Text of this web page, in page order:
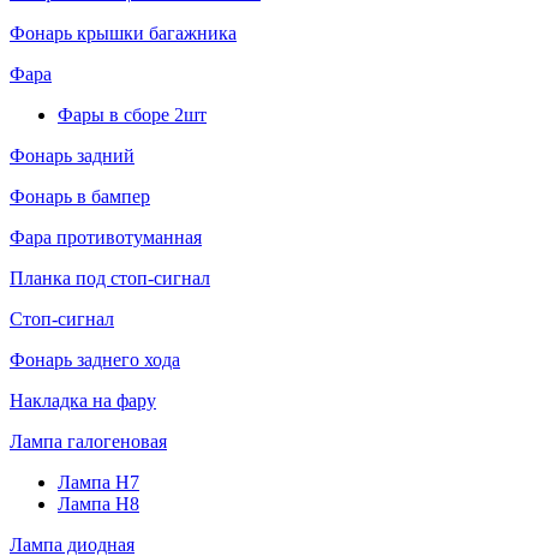
Фонарь крышки багажника
Фара
Фары в сборе 2шт
Фонарь задний
Фонарь в бампер
Фара противотуманная
Планка под стоп-сигнал
Стоп-сигнал
Фонарь заднего хода
Накладка на фару
Лампа галогеновая
Лампа H7
Лампа H8
Лампа диодная